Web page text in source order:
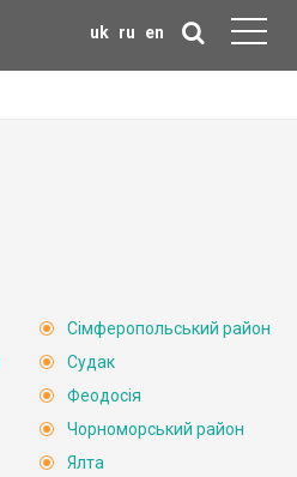
uk ru en
Сімферопольський район
Судак
Феодосія
Чорноморський район
Ялта